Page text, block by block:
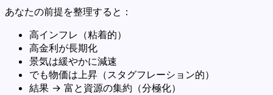
あなたの前提を整理すると：
高インフレ（粘着的）
高金利が長期化
景気は緩やかに減速
でも物価は上昇（スタグフレーション的）
結果 → 富と資源の集約（分極化）